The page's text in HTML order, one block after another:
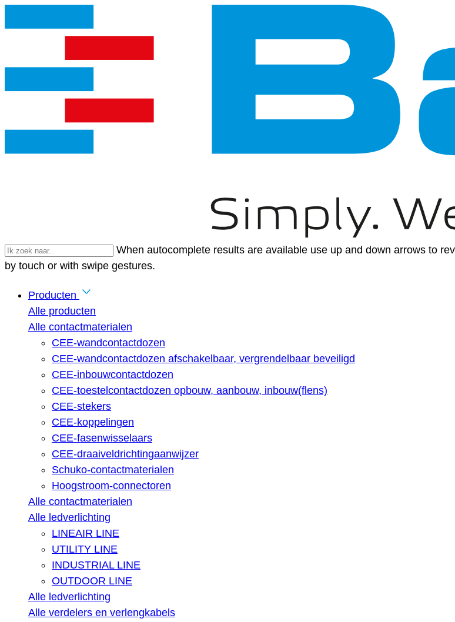
When autocomplete results are available use up and down arrows to
by touch or with swipe gestures.
Producten
Alle producten
Alle contactmaterialen
CEE-wandcontactdozen
CEE-wandcontactdozen afschakelbaar, vergrendelbaar beveiligd
CEE-inbouwcontactdozen
CEE-toestelcontactdozen opbouw, aanbouw, inbouw(flens)
CEE-stekers
CEE-koppelingen
CEE-fasenwisselaars
CEE-draaiveldrichtingaanwijzer
Schuko-contactmaterialen
Hoogstroom-connectoren
Alle contactmaterialen
Alle ledverlichting
LINEAIR LINE
UTILITY LINE
INDUSTRIAL LINE
OUTDOOR LINE
Alle ledverlichting
Alle verdelers en verlengkabels